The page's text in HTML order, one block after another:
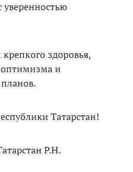
уверенностью
здоровья,
оптимизма и
Татарстан!
Р.Н.